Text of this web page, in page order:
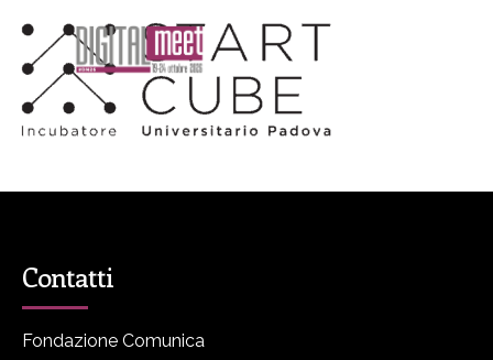
Contatti
Fondazione Comunica